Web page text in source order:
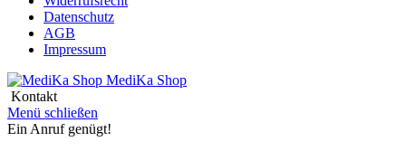
Datenschutz
AGB
Impressum
MediKa Shop
Kontakt
Menü schließen
Ein Anruf genügt!